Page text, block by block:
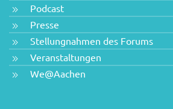
Podcast
Presse
Stellungnahmen des Forums
Veranstaltungen
We@Aachen